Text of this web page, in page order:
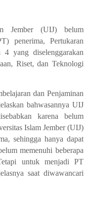
Jember (UIJ) belum
penerima, Pertukaran
yang diselenggarakan
Riset, dan Teknologi
dan Penjaminan
bahwasannya UIJ
karena belum
Islam Jember (UIJ)
sehingga hanya dapat
memenuhi beberapa
untuk menjadi PT
saat diwawancari